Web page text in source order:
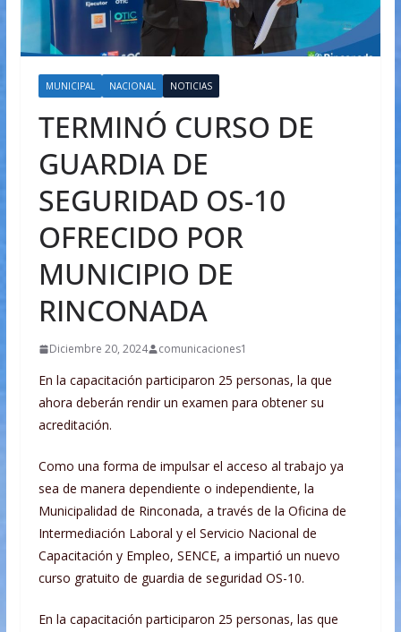
MUNICIPAL NACIONAL NOTICIAS
TERMINÓ CURSO DE
GUARDIA DE
SEGURIDAD OS-10
OFRECIDO POR
MUNICIPIO DE
RINCONADA
Diciembre 20, 2024 comunicaciones1
En la capacitación participaron 25 personas, la que
ahora deberán rendir un examen para obtener su
acreditación.
Como una forma de impulsar el acceso al trabajo ya
sea de manera dependiente o independiente, la
Municipalidad de Rinconada, a través de la Oficina de
Intermediación Laboral y el Servicio Nacional de
Capacitación y Empleo, SENCE, a impartió un nuevo
curso gratuito de guardia de seguridad OS-10.
En la capacitación participaron 25 personas, las que